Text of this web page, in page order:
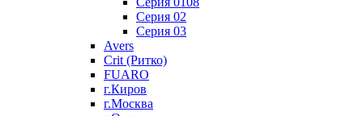
Серия 02
Серия 03
Avers
Crit (Ритко)
FUARO
г.Киров
г.Москва